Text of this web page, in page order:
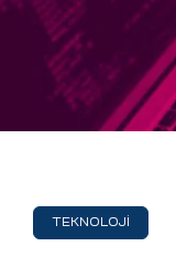
Aday
TEKNOLOJI